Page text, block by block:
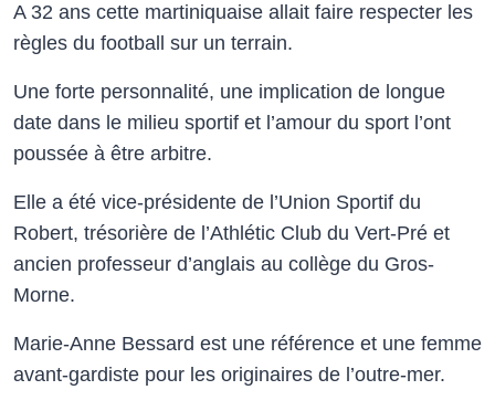
A 32 ans cette martiniquaise allait faire respecter les
règles du football sur un terrain.
Une forte personnalité, une implication de longue
date dans le milieu sportif et l’amour du sport l’ont
poussée à être arbitre.
Elle a été vice-présidente de l’Union Sportif du
Robert, trésorière de l’Athlétic Club du Vert-Pré et
ancien professeur d’anglais au collège du Gros-
Morne.
Marie-Anne Bessard est une référence et une femme
avant-gardiste pour les originaires de l’outre-mer.